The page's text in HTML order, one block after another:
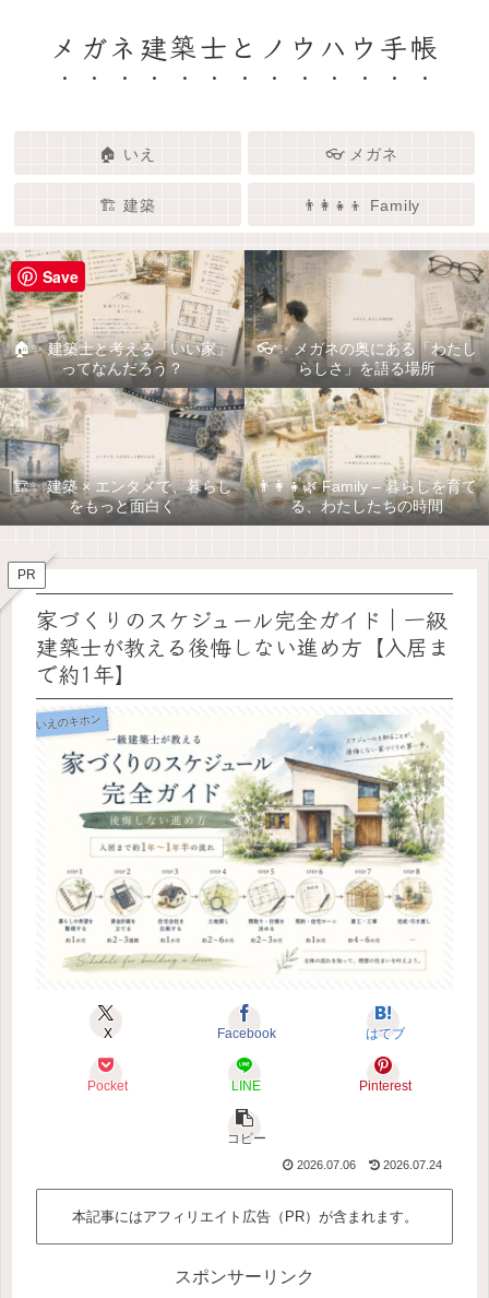
メガネ建築士とノウハウ手帳
🏠 いえ 👓 メガネ
🏗️ 建築 👨‍👩‍👧‍👦 Family
🏠✨ 建築士と考える「いい家」
ってなんだろう？
👓✨ メガネの奥にある「わたし
らしさ」を語る場所
🏗️✨ 建築 × エンタメで、暮らし
をもっと面白く
👨‍👩‍👧🌿 Family – 暮らしを育て
る、わたしたちの時間
PR
家づくりのスケジュール完全ガイド｜一級
建築士が教える後悔しない進め方【入居ま
で約1年】
いえのキホン
X Facebook はてブ
Pocket LINE Pinterest
コピー
2026.07.06 2026.07.24
本記事にはアフィリエイト広告（PR）が含まれます。
スポンサーリンク
Save